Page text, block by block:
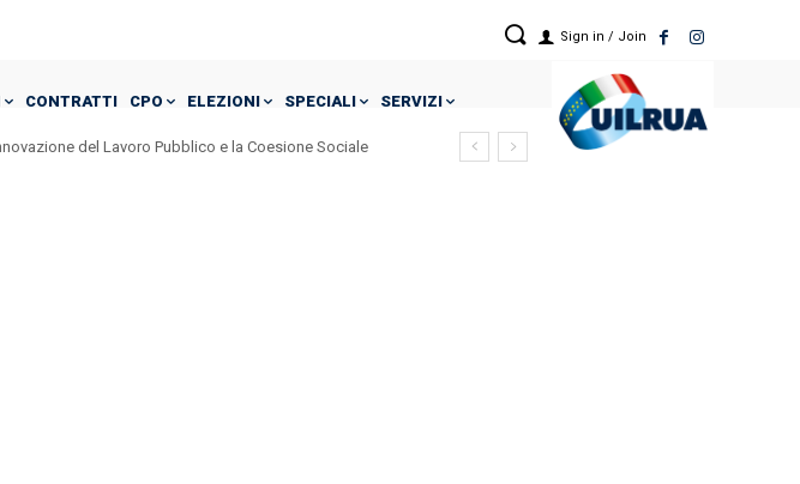
Sign in / Join
CONTRATTI CPO ELEZIONI SPECIALI SERVIZI
del Lavoro Pubblico e la Coesione Sociale